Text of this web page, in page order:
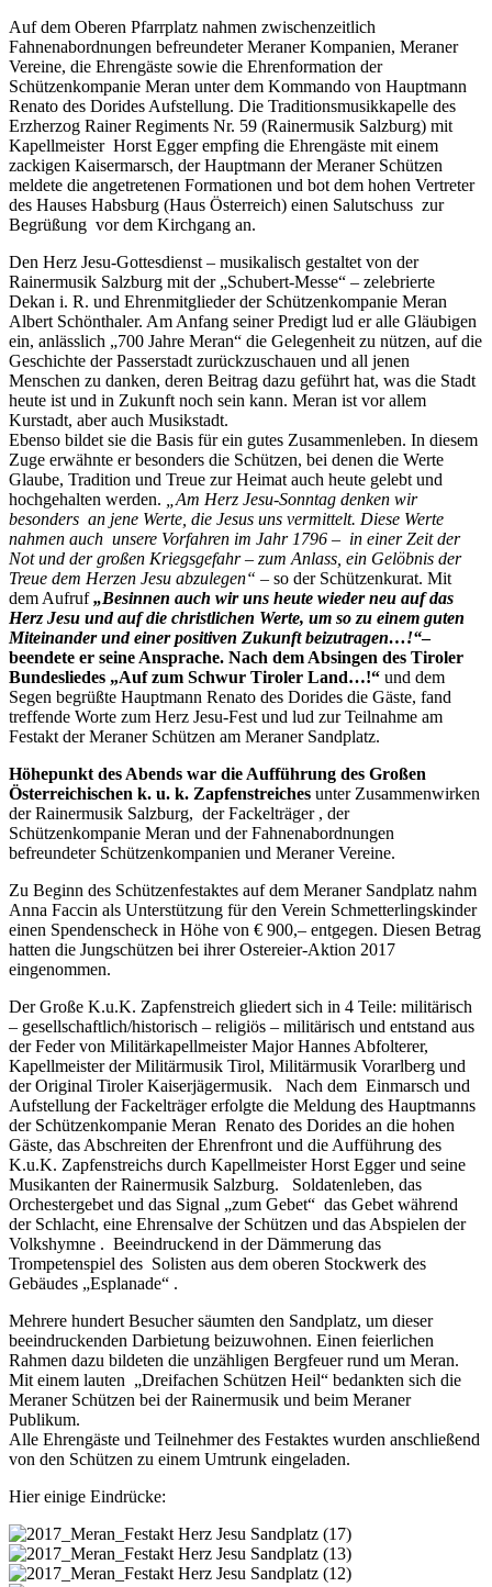
Auf dem Oberen Pfarrplatz nahmen zwischenzeitlich
Fahnenabordnungen befreundeter Meraner Kompanien, Meraner
Vereine, die Ehrengäste sowie die Ehrenformation der
Schützenkompanie Meran unter dem Kommando von Hauptmann
Renato des Dorides Aufstellung. Die Traditionsmusikkapelle des
Erzherzog Rainer Regiments Nr. 59 (Rainermusik Salzburg) mit
Kapellmeister Horst Egger empfing die Ehrengäste mit einem
zackigen Kaisermarsch, der Hauptmann der Meraner Schützen
meldete die angetretenen Formationen und bot dem hohen Vertreter
des Hauses Habsburg (Haus Österreich) einen Salutschuss zur
Begrüßung vor dem Kirchgang an.
Den Herz Jesu-Gottesdienst – musikalisch gestaltet von der
Rainermusik Salzburg mit der „Schubert-Messe“ – zelebrierte
Dekan i. R. und Ehrenmitglieder der Schützenkompanie Meran
Albert Schönthaler. Am Anfang seiner Predigt lud er alle Gläubigen
ein, anlässlich „700 Jahre Meran“ die Gelegenheit zu nützen, auf die
Geschichte der Passerstadt zurückzuschauen und all jenen
Menschen zu danken, deren Beitrag dazu geführt hat, was die Stadt
heute ist und in Zukunft noch sein kann. Meran ist vor allem
Kurstadt, aber auch Musikstadt.
Ebenso bildet sie die Basis für ein gutes Zusammenleben. In diesem
Zuge erwähnte er besonders die Schützen, bei denen die Werte
Glaube, Tradition und Treue zur Heimat auch heute gelebt und
hochgehalten werden.
„Am Herz Jesu-Sonntag denken wir
besonders an jene Werte, die Jesus uns vermittelt. Diese Werte
nahmen auch unsere Vorfahren im Jahr 1796 – in einer Zeit der
Not und der großen Kriegsgefahr – zum Anlass, ein Gelöbnis der
Treue dem Herzen Jesu abzulegen“ – so der Schützenkurat. Mit
dem Aufruf„Besinnen auch wir uns heute wieder neu auf das
Herz Jesu und auf die christlichen Werte, um so zu einem guten
Miteinander und einer positiven Zukunft beizutragen…!“–
beendete er seine Ansprache. Nach dem Absingen des Tiroler
Bundesliedes „Auf zum Schwur Tiroler Land…!“ und dem
Segen begrüßte Hauptmann Renato des Dorides die Gäste, fand
treffende Worte zum Herz Jesu-Fest und lud zur Teilnahme am
Festakt der Meraner Schützen am Meraner Sandplatz.
Höhepunkt des Abends war die Aufführung des Großen
Österreichischen k. u. k. Zapfenstreiches unter Zusammenwirken
der Rainermusik Salzburg, der Fackelträger , der
Schützenkompanie Meran und der Fahnenabordnungen
befreundeter Schützenkompanien und Meraner Vereine.
Zu Beginn des Schützenfestaktes auf dem Meraner Sandplatz nahm
Anna Faccin als Unterstützung für den Verein Schmetterlingskinder
einen Spendenscheck in Höhe von € 900,– entgegen. Diesen Betrag
hatten die Jungschützen bei ihrer Ostereier-Aktion 2017
eingenommen.
Der Große K.u.K. Zapfenstreich gliedert sich in 4 Teile: militärisch
– gesellschaftlich/historisch – religiös – militärisch und entstand aus
der Feder von Militärkapellmeister Major Hannes Abfolterer,
Kapellmeister der Militärmusik Tirol, Militärmusik Vorarlberg und
der Original Tiroler Kaiserjägermusik. Nach dem Einmarsch und
Aufstellung der Fackelträger erfolgte die Meldung des Hauptmanns
der Schützenkompanie Meran Renato des Dorides an die hohen
Gäste, das Abschreiten der Ehrenfront und die Aufführung des
K.u.K. Zapfenstreichs durch Kapellmeister Horst Egger und seine
Musikanten der Rainermusik Salzburg. Soldatenleben, das
Orchestergebet und das Signal „zum Gebet“ das Gebet während
der Schlacht, eine Ehrensalve der Schützen und das Abspielen der
Volkshymne . Beeindruckend in der Dämmerung das
Trompetenspiel des Solisten aus dem oberen Stockwerk des
Gebäudes „Esplanade“ .
Mehrere hundert Besucher säumten den Sandplatz, um dieser
beeindruckenden Darbietung beizuwohnen. Einen feierlichen
Rahmen dazu bildeten die unzähligen Bergfeuer rund um Meran.
Mit einem lauten „Dreifachen Schützen Heil“ bedankten sich die
Meraner Schützen bei der Rainermusik und beim Meraner
Publikum.
Alle Ehrengäste und Teilnehmer des Festaktes wurden anschließend
von den Schützen zu einem Umtrunk eingeladen.
Hier einige Eindrücke: